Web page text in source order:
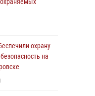
охрану
на